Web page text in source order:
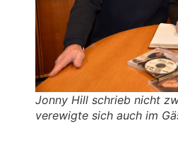
Jonny Hill schrieb nicht
verewigte sich auch im